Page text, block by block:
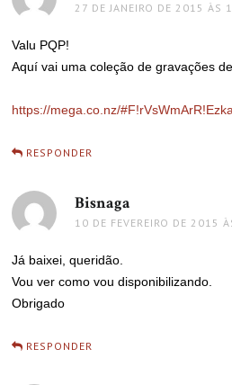
27 DE JANEIRO DE 2015 ÀS
Valu PQP!
Aquí vai uma coleção de gravações
https://mega.co.nz/
RESPONDER
Bisnaga
10 DE FEVEREIRO DE 2015
Já baixei, queridão.
Vou ver como vou disponibilizando.
Obrigado
RESPONDER